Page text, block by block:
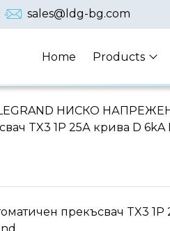
sales@ldg-bg.com
Home Products
НИСКО
TX3 1P 25А крива D 6kA